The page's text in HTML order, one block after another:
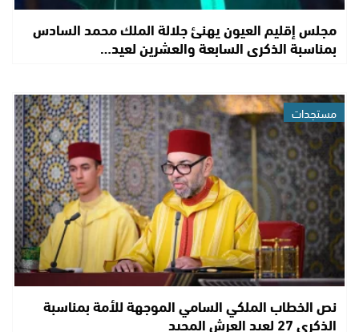
مجلس إقليم العيون يهنئ جلالة الملك محمد السادس
بمناسبة الذكرى السابعة والعشرين لعيد…
مستجدات
نص الخطاب الملكي السامي الموجهة للأمة بمناسبة
الذكرى 27 لعيد العرش المجيد